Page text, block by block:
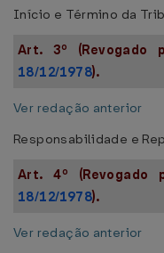
Início e Término da
Art. 3º (Revogado
18/12/1978).
Ver redação anterior
Responsabilidade e
Art. 4º (Revogado
18/12/1978).
Ver redação anterior